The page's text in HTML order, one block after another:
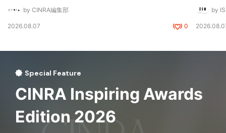
by CINRA編集部
2026.08.07 0
by
Special Feature
CINRA Inspiring Awards
Edition 2026